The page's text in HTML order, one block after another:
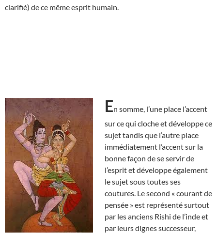
clarifié) de ce même esprit humain.
En somme, l’une place l’accent
sur ce qui cloche et développe ce
sujet tandis que l’autre place
immédiatement l’accent sur la
bonne façon de se servir de
l’esprit et développe également
le sujet sous toutes ses
coutures. Le second « courant de
pensée » est représenté surtout
par les anciens Rishi de l’inde et
par leurs dignes successeur,